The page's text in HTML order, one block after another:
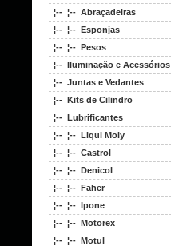
¦-- ¦-- Abraçadeiras
¦-- ¦-- Esponjas
¦-- ¦-- Pesos
¦-- Iluminação e Acessórios
¦-- Juntas e Vedantes
¦-- Kits de Cilindro
¦-- Lubrificantes
¦-- ¦-- Liqui Moly
¦-- ¦-- Castrol
¦-- ¦-- Denicol
¦-- ¦-- Faher
¦-- ¦-- Ipone
¦-- ¦-- Motorex
¦-- ¦-- Motul